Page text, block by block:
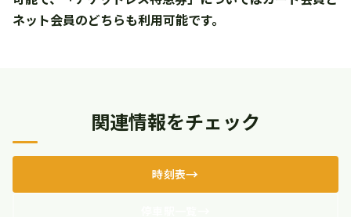
ネット会員のどちらも利用可能です。
関連情報をチェック
時刻表